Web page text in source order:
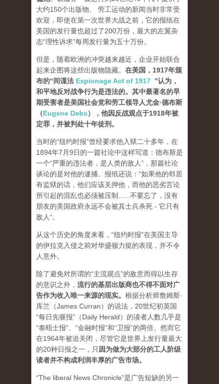
大约150个出版物。 劳工运动的新闻当时非常受
欢迎，即使在第一次世界大战之前，它的报纸在
美国的发行量也超过了200万份，最大的左翼杂
志“理性诉求”每周发行量为五十万份。
但是，随着欧洲的冲突越来越近，企业开始联合
起来企图将这些出版物隐藏。 在美国，1917年颁
布的“间谍法 Espionage Act of 1917 ”认为，
和平地反对战争行为是违法的。其中最著名的早
期受害者是美国社会党和劳工领导人尤金·德布斯
（Eugene Debs），他因反战观点于1918年被
定罪，并被判处十年徒刑。
当时的“纽约时报”曾经要求他入狱二十多年，在
1894年7月9日的一篇社论中这样写道：德布斯是
一个“严重的违法者，是人类的敌人”，那篇社论
谈论的是对他的逮捕。报纸还说：“如果他的邻居
有监狱的话，他们应该关押他，而他的恶劣言论
所引起的混乱也必须被压制......不要忘了，没有
朋友的美国政府永远不会被其士兵杀死 - 它只有
敌人“。
从这个历史的角度来看，“纽约时报”在美国主导
的伊拉克入侵之前对华盛顿力挺的表现，并不令
人意外。
除了避免对所谓的“主流观点”的敌意而得以生存
的意识之外， 流行的基层出版商也不得不面对广
告作为收入唯一来源的现实。 根据分析师詹姆斯·
库兰（James Curran）的说法，20世纪初英国
“每日先驱报”（Daily Herald）的读者人数几乎是
“泰晤士报”、“金融时报”和“卫报”的两倍。然而它
在1964年被迫关闭，尽管它是世界上发行量最大
的20种日报之一， 只 因为做为大部分的工人阶级
读者并不构成利润丰厚的广告市场。
“The liberal News Chronicle”是广告短缺的另一